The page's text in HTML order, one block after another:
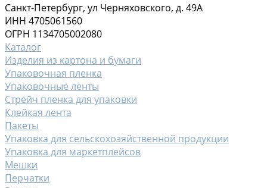
Санкт-Петербург, ул Черняховского, д. 49А
ИНН 4705061560
ОГРН 1134705002080
Каталог
Изделия из картона и бумаги
Упаковочная пленка
Упаковочные ленты
Стрейч пленка для упаковки
Клейкая лента
Пакеты
Упаковка для сельскохозяйственной продукции
Упаковка для маркетплейсов
Мешки
Перчатки